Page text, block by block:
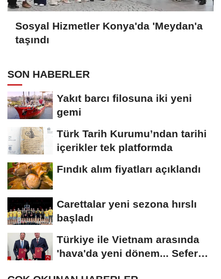
Sosyal Hizmetler Konya'da 'Meydan'a
taşındı
SON HABERLER
Yakıt barcı filosuna iki yeni
gemi
Türk Tarih Kurumu’ndan tarihi
içerikler tek platformda
Fındık alım fiyatları açıklandı
Carettalar yeni sezona hırslı
başladı
Türkiye ile Vietnam arasında
'hava'da yeni dönem... Sefer